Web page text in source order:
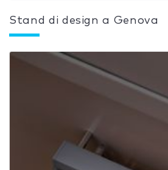
Stand di design a Genova